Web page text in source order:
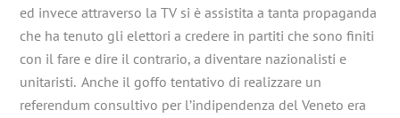
ed invece attraverso la TV si è assistita a tanta propaganda
che ha tenuto gli elettori a credere in partiti che sono finiti
con il fare e dire il contrario, a diventare nazionalisti e
unitaristi. Anche il goffo tentativo di realizzare un
referendum consultivo per l’indipendenza del Veneto era